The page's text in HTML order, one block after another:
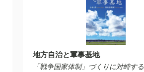
地方自治と軍事基地
「戦争国家体制」づくりに対峙する